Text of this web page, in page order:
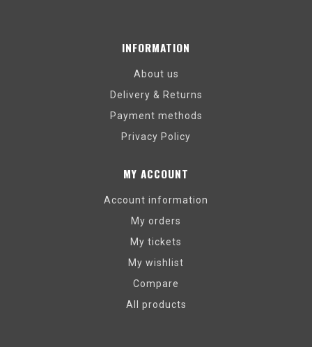
INFORMATION
About us
Delivery & Returns
Payment methods
Privacy Policy
MY ACCOUNT
Account information
My orders
My tickets
My wishlist
Compare
All products